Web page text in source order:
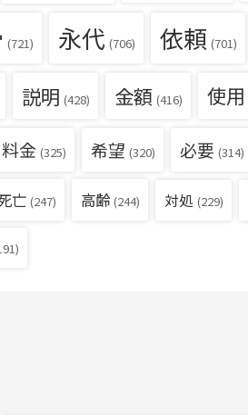
(721) 永代 (706) 依頼 (701)
説明 (428) 金額 (416) 使用
料金 (325) 希望 (320) 必要 (314)
亡 (247) 高齢 (244) 対処 (229)